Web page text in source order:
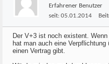
Erfahrener Benutzer
seit: 05.01.2014
Der V+3 ist noch existent.
hat man auch eine
einen Vertrag gibt.